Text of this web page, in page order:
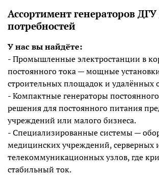
Ассортимент генераторов
потребностей
У нас вы найдёте:
- Промышленные электростанции в
постоянного тока — мощные
строительных площадок и удалённых
- Компактные генераторы
решения для постоянного питания
учреждений или малого бизнеса.
- Специализированные системы —
медицинских учреждений, серверных
телекоммуникационных узлов, где
стабильный ток.